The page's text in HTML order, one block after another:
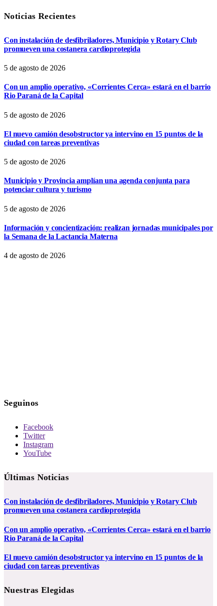
Noticias Recientes
Con instalación de desfibriladores, Municipio y Rotary Club
promueven una costanera cardioprotegida
5 de agosto de 2026
Con un amplio operativo, «Corrientes Cerca» estará en el barrio
Rio Paraná de la Capital
5 de agosto de 2026
El nuevo camión desobstructor ya intervino en 15 puntos de la
ciudad con tareas preventivas
5 de agosto de 2026
Municipio y Provincia amplían una agenda conjunta para
potenciar cultura y turismo
5 de agosto de 2026
Información y concientización: realizan jornadas municipales por
la Semana de la Lactancia Materna
4 de agosto de 2026
Seguinos
Facebook
Twitter
Instagram
YouTube
Últimas Noticias
Con instalación de desfibriladores, Municipio y Rotary Club
promueven una costanera cardioprotegida
Con un amplio operativo, «Corrientes Cerca» estará en el barrio
Rio Paraná de la Capital
El nuevo camión desobstructor ya intervino en 15 puntos de la
ciudad con tareas preventivas
Nuestras Elegidas